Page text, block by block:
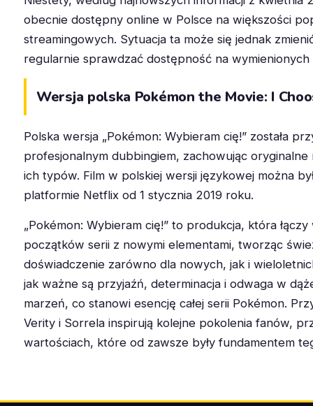
obecnie dostępny online w Polsce na większości
streamingowych. Sytuacja ta może się jednak
regularnie sprawdzać dostępność na
Wersja polska Pokémon the Movie: I
Polska wersja „Pokémon: Wybieram cię!” została
profesjonalnym dubbingiem, zachowując
ich typów. Film w polskiej wersji językowej można
platformie Netflix od 1 stycznia 2019 roku.
„Pokémon: Wybieram cię!” to produkcja, która
początków serii z nowymi elementami, tworząc
doświadczenie zarówno dla nowych, jak i
jak ważne są przyjaźń, determinacja i odwaga w
marzeń, co stanowi esencję całej serii Pokémon.
Verity i Sorrela inspirują kolejne pokolenia fanów,
wartościach, które od zawsze były fundamentem